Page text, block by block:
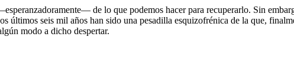
de lo que podemos hacer para recuperarlo. Sin
últimos seis mil años han sido una pesadilla esquizofrénica de la que,
modo a dicho despertar.